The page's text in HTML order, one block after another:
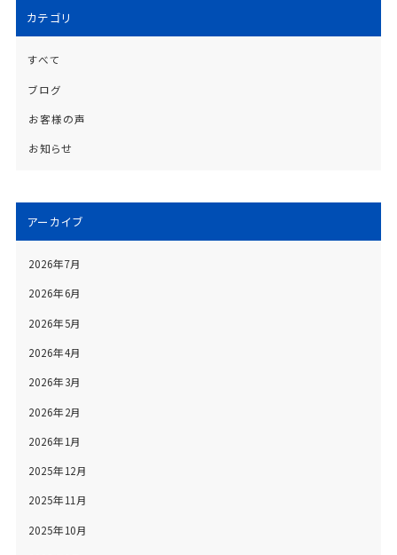
カテゴリ
すべて
ブログ
お客様の声
お知らせ
アーカイブ
2026年7月
2026年6月
2026年5月
2026年4月
2026年3月
2026年2月
2026年1月
2025年12月
2025年11月
2025年10月